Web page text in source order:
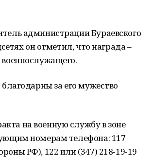
администрации Бураевского
он отметил, что награда –
за его мужество
на военную службу в зоне
номерам телефона: 117
РФ), 122 или (347) 218-19-19